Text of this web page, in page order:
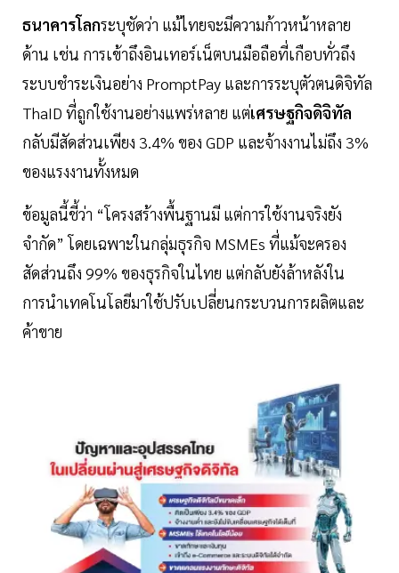
ธนาคารโลกระบุชัดว่า แม้ไทยจะมีความก้าวหน้าหลาย
ด้าน เช่น การเข้าถึงอินเทอร์เน็ตบนมือถือที่เกือบทั่วถึง
ระบบชำระเงินอย่าง PromptPay และการระบุตัวตนดิจิทัล
ThaID ที่ถูกใช้งานอย่างแพร่หลาย แต่เศรษฐกิจดิจิทัล
กลับมีสัดส่วนเพียง 3.4% ของ GDP และจ้างงานไม่ถึง 3%
ของแรงงานทั้งหมด
ข้อมูลนี้ชี้ว่า “โครงสร้างพื้นฐานมี แต่การใช้งานจริงยัง
จำกัด” โดยเฉพาะในกลุ่มธุรกิจ MSMEs ที่แม้จะครอง
สัดส่วนถึง 99% ของธุรกิจในไทย แต่กลับยังล้าหลังใน
การนำเทคโนโลยีมาใช้ปรับเปลี่ยนกระบวนการผลิตและ
ค้าขาย